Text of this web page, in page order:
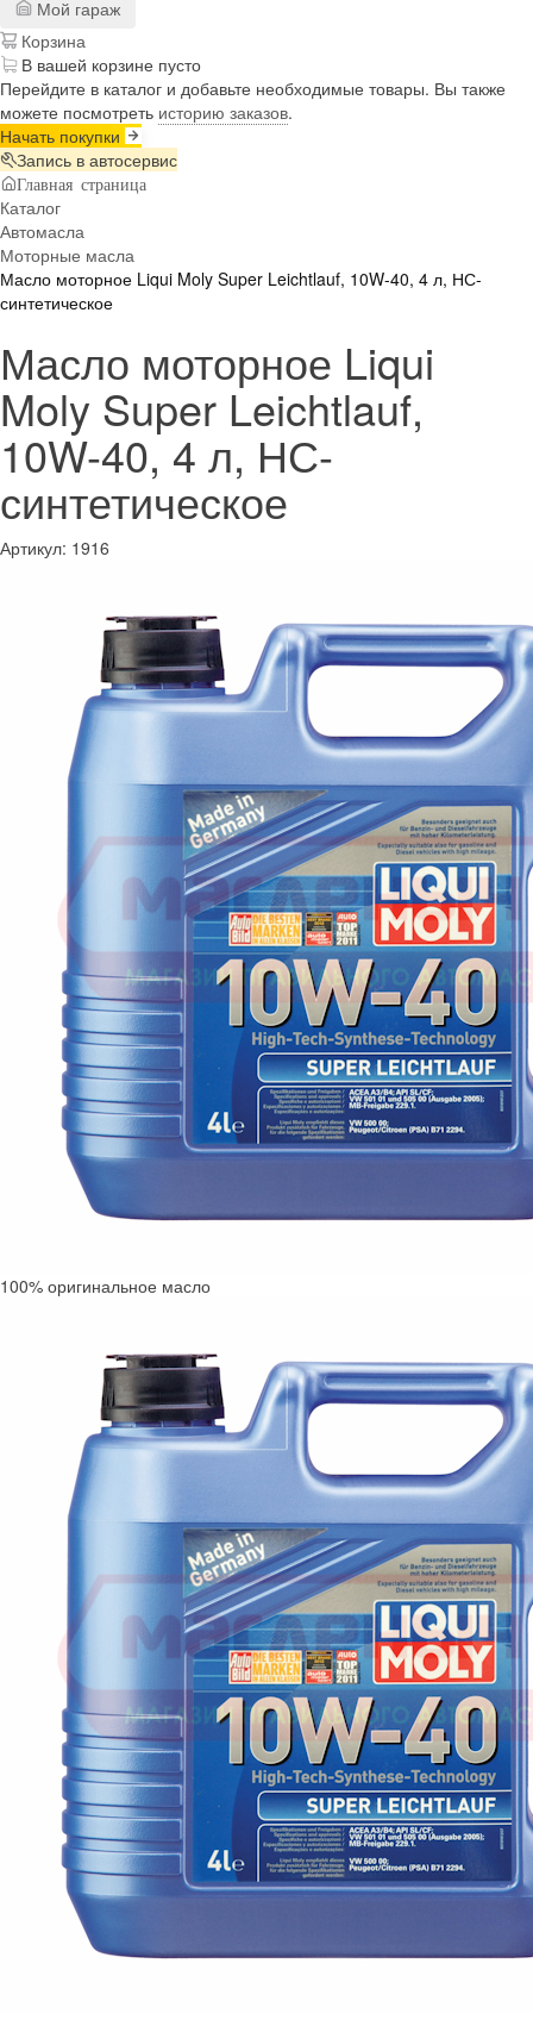
Мой гараж
Корзина
В вашей корзине пусто
Перейдите в каталог и добавьте необходимые товары. Вы также
можете посмотреть историю заказов.
Начать покупки
Запись в автосервис
Главная страница
Каталог
Автомасла
Моторные масла
Масло моторное Liqui Moly Super Leichtlauf, 10W-40, 4 л, НС-
синтетическое
Масло моторное Liqui
Moly Super Leichtlauf,
10W-40, 4 л, НС-
синтетическое
Артикул: 1916
100% оригинальное масло